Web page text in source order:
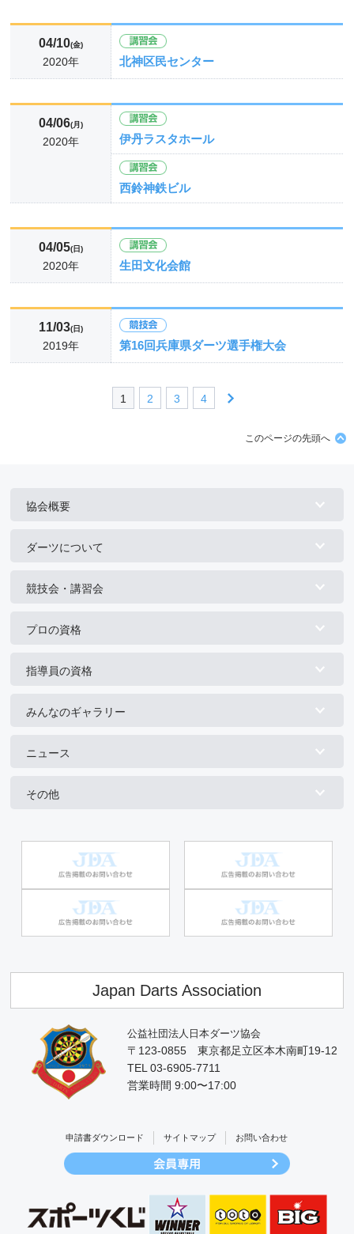
04/10(金)
2020年 北神区民センター
04/06(月)
2020年 伊丹ラスタホール
西鈴神鉄ビル
04/05(日)
2020年 生田文化会館
11/03(日)
2019年 第16回兵庫県ダーツ選手権大会
1 2 3 4
このページの先頭へ
協会概要
ダーツについて
競技会・講習会
プロの資格
指導員の資格
みんなのギャラリー
ニュース
その他
Japan Darts Association
公益社団法人日本ダーツ協会
〒123-0855 東京都足立区本木南町19-12
TEL 03-6905-7711
営業時間 9:00〜17:00
申請書ダウンロード サイトマップ お問い合わせ